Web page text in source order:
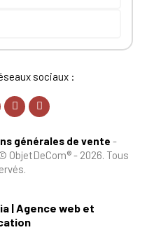
sociaux :
générales de vente -
ObjetDeCom® - 2026. Tous
| Agence web et